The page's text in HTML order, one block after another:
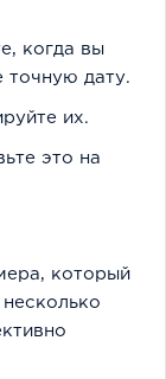
когда вы
точную дату.
их.
это на
который